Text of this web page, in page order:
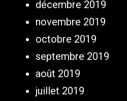
décembre 2019
novembre 2019
octobre 2019
septembre 2019
août 2019
juillet 2019